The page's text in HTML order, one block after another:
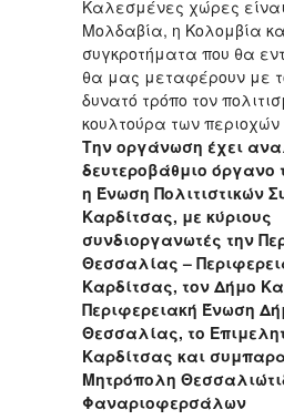
Καλεσμένες χώρες
Μολδαβία, η Κολομβία
συγκροτήματα που θα
θα μας μεταφέρουν με
δυνατό τρόπο τον
κουλτούρα των περιοχών
Την οργάνωση έχει
δευτεροβάθμιο όργανο
η Ένωση Πολιτιστικών
Καρδίτσας, με κύριους
συνδιοργανωτές την
Θεσσαλίας –
Καρδίτσας, τον Δήμο
Περιφερειακή Ένωση
Θεσσαλίας, το
Καρδίτσας και
Μητρόπολη
Φαναριοφερσάλων